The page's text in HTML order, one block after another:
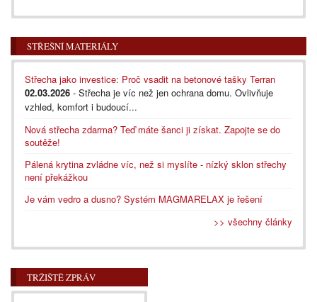
STŘEŠNÍ MATERIÁLY
Střecha jako investice: Proč vsadit na betonové tašky Terran
02.03.2026 - Střecha je víc než jen ochrana domu. Ovlivňuje
vzhled, komfort i budoucí...
Nová střecha zdarma? Teď máte šanci ji získat. Zapojte se do
soutěže!
Pálená krytina zvládne víc, než si myslíte - nízký sklon střechy
není překážkou
Je vám vedro a dusno? Systém MAGMARELAX je řešení
>> všechny články
TRŽIŠTĚ ZPRÁV